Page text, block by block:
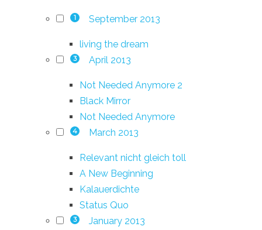
1 September 2013
living the dream
3 April 2013
Not Needed Anymore 2
Black Mirror
Not Needed Anymore
4 March 2013
Relevant nicht gleich toll
A New Beginning
Kalauerdichte
Status Quo
3 January 2013